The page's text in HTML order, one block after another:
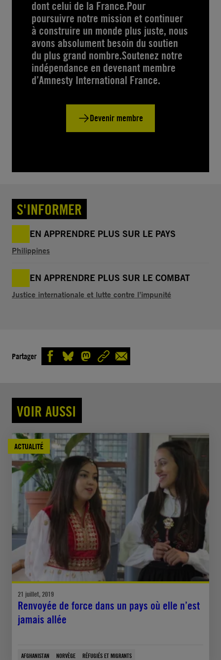
dont celui de la France.Pour
poursuivre notre mission et continuer
à construire un monde plus juste, nous
avons absolument besoin du soutien
du plus grand nombre.Soutenez notre
indépendance en devenant membre
d’Amnesty International France.
Devenir membre
S'INFORMER
EN APPRENDRE PLUS SUR LE PAYS
Philippines
EN APPRENDRE PLUS SUR LE COMBAT
Justice internationale et lutte contre l’impunité
Partager
VOIR AUSSI
ACTUALITÉ
21 juillet, 2019
Renvoyée de force dans un pays où elle n’est
jamais allée
AFGHANISTAN NORVÈGE RÉFUGIÉS ET MIGRANTS